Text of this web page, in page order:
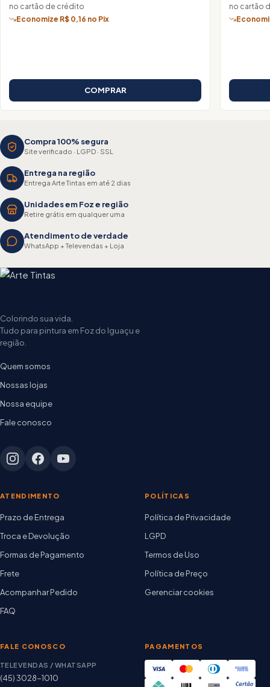
no cartão de crédito
Economize R$ 0,16 no Pix
COMPRAR
no cartão
Compra 100% segura
Site verificado · LGPD · SSL
Entrega na região
Entrega Arte Tintas em até 2 dias
Unidades em Foz e região
Retire grátis em qualquer uma
Atendimento de verdade
WhatsApp + Televendas + Loja
Colorindo sua vida.
Tudo para pintura em Foz do Iguaçu e
região.
Quem somos
Nossas lojas
Nossa equipe
Fale conosco
ATENDIMENTO
Prazo de Entrega
Troca e Devolução
Formas de Pagamento
Frete
Acompanhar Pedido
FAQ
POLÍTICAS
Política de Privacidade
LGPD
Termos de Uso
Política de Preço
Gerenciar cookies
FALE CONOSCO
TELEVENDAS / WHATSAPP
(45) 3028-1010
PAGAMENTOS